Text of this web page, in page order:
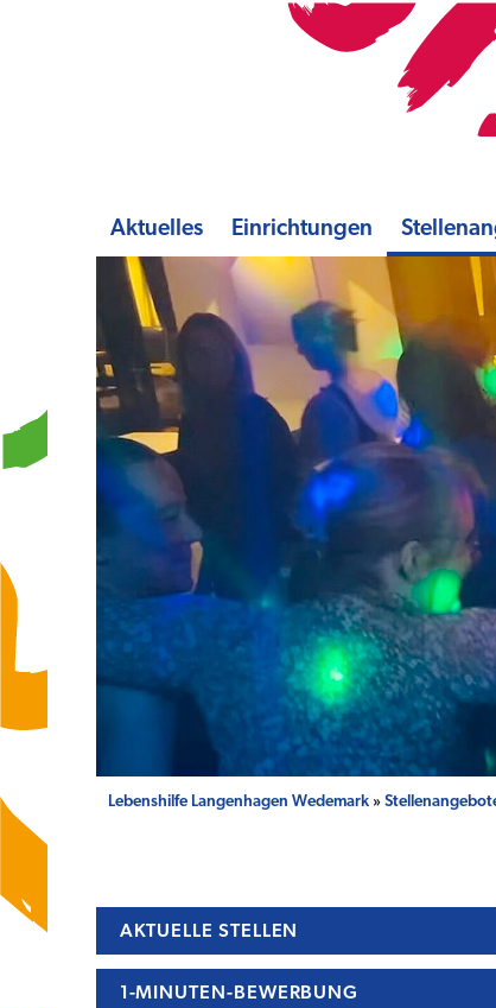
Aktuelles Einrichtungen
Lebenshilfe Langenhagen Wedemark»
AKTUELLE STELLEN
1-MINUTEN-BEWERBUNG